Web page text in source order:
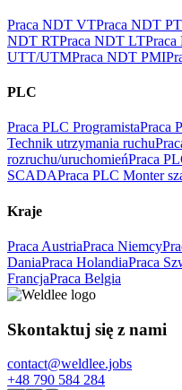
Praca NDT VTPraca NDT PT
NDT RTPraca NDT LT
UTT/UTMPraca NDT PMI
PLC
Praca PLC ProgramistaPraca
Technik utrzymania ruchu
rozruchu/uruchomieńPraca
SCADAPraca PLC Monter
Kraje
Praca AustriaPraca Niemcy
DaniaPraca HolandiaPraca
FrancjaPraca Belgia
Skontaktuj się z nami
contact@weldlee.jobs
+48 790 584 284